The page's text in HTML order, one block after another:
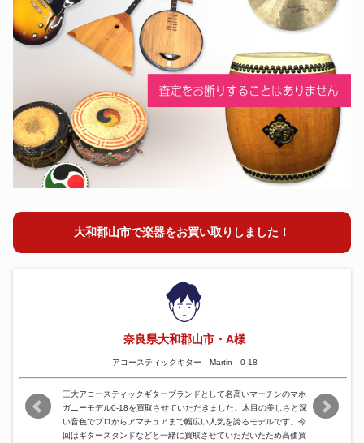
ソプラノサックス アルトサックス
テナーサックス バリトンサックス
オーボエ ピッコロ
ファゴット フルート
クラリネット コルネット
チューバ トランペット
大和郡山市で楽器をお買い取りしました！
奈良県大和郡山市・A様
アコースティックギター Martin 0-18
三大アコースティックギターブランドとして名高いマーチンのマホ
ガニーモデル0-18を買取させていただきました。木目の美しさと深
い音色でプロからアマチュアまで幅広い人気を誇るモデルです。今
回はギタースタンドなどと一緒に買取させていただいたため高価買